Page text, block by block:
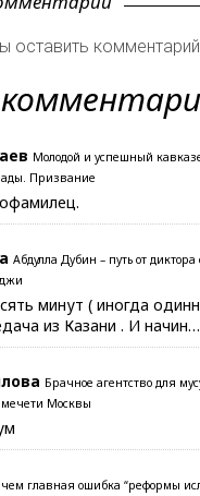
оставить
Молодой и успешный
Призвание
Абдулла Дубин – путь от диктора
минут ( иногда
из Казани . И начин…
Брачное агентство для
Москвы
главная ошибка “реформы